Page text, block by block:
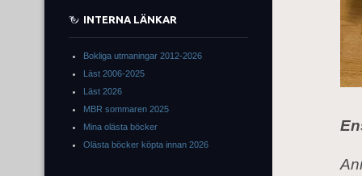
INTERNA LÄNKAR
Bokliga utmaningar 2012-2026
Läst 2006-2025
Läst 2026
MBR sommaren 2025
Mina olästa böcker
Olästa böcker köpta innan 2026